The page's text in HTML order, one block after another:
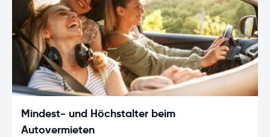
Mindest- und Höchstalter beim
Autovermieten